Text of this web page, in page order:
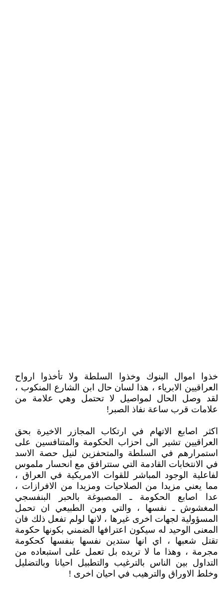
خذوا اموال البنوك وخذوا السلطة ولا تأخذوا ارواح
العراقيين الابرياء ، هذا لسان حال ابن الشارع المنكوب ،
لقد وصل الحال لمواصيل لا تحتمل وهي علامة من
علامات قرب ساعة نفاذ الصبر!
اكثر اصابع الاتهام في ارتكاب المجازر الاخيرة بحق
العراقيين تشير الى احزاب الحكومة والمتنافسين على
استمرارهم في السلطة والمتحفزين لنيل حصة الاسد
في الانتخابات القادمة التي ستترافق مع انحسار ملموس
لفاعلية الوجود المباشر للقوات الامريكية في العراق ،
مما يعني مزيدا من الصلاحيات ومزيدا من الافرازات ،
عدا اصابع الحكومة ـ المصبوغة بالحبر البنفسجي
المغشوش ـ نفسها ، والتي ومن الطبيعي ان تحمل
المسؤولية لجهات اخرى غيرها ، لانها لولم تفعل ذلك فان
المعنى الوحيد له سيكون اعترافها الضمني بكونها حكومة
تقتل شعبها ، اي انها ستدين نفسها بنفسها كحكومة
مجرمة ، وهذا ما لا تريده بل تعمل على استبعاده من
التداول بين الناس بالترغيب والتطبيل احيانا وبالتضليل
وخلط الاوراق والترهيب في احيان اخرى !